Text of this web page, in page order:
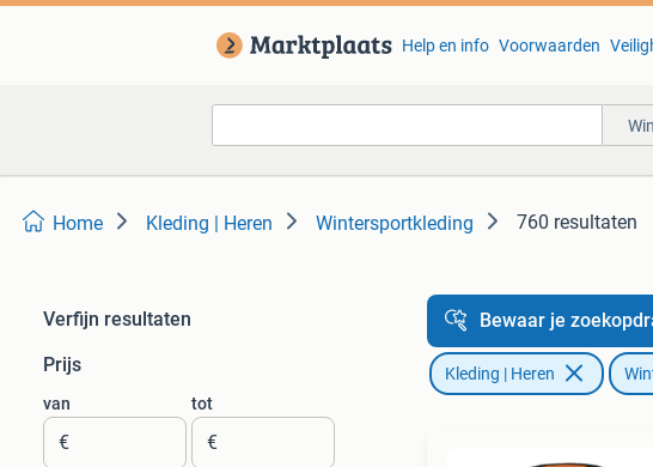
Help en info Voorwaarden
Home Kleding | Heren Wintersportkleding 760 resultaten
Verfijn resultaten
Prijs
van
€
tot
€
Bewaar je
Kleding | Heren